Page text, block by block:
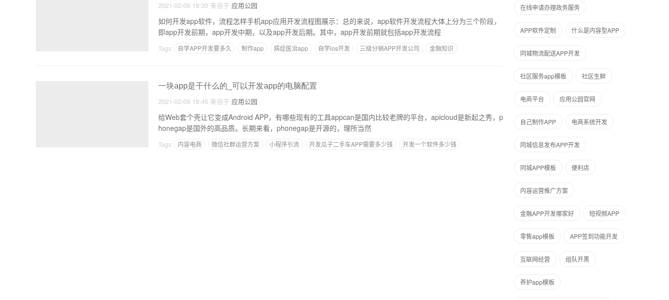
2021-02-09 18:30 来自于 应用公园
如何开发app软件，流程怎样手机app应用开发流程图展示：总的来说，app软件开发流程大体上分为三个阶段，
即app开发前期，app开发中期，以及app开发后期。其中，app开发前期就包括app开发流程
Tags: 自学APP开发要多久 ​制作app 病症医治app 自学ios开发 三级分销APP开发公司 金融知识
一块app是干什么的_可以开发app的电脑配置
2021-02-09 18:45 来自于 应用公园
给Web套个壳让它变成Android APP，有哪些现有的工具appcan是国内比较老牌的平台，apicloud是新起之秀，p
honegap是国外的高品质。长期来看，phonegap是开源的，理所当然
Tags: 内容电商 微信社群运营方案 小程序引流 开发瓜子二手车APP需要多少钱
开发一个软件多少钱
在线申请办理政务服务
APP软件定制 什么是内容型APP
同城物流配送APP开发
社区服务app模板 社区生鲜
电商平台 应用公园官网
自己制作APP 电商系统开发
同城信息发布APP开发
同城APP模板 便利店
内容运营推广方案
金融APP开发哪家好 短视频APP
零售app模板 APP签到功能开发
互联网经营 组队开黑
养护app模板